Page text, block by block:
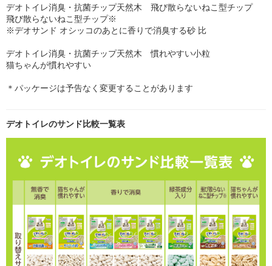
デオトイレ消臭・抗菌チップ天然木 飛び散らないねこ型チップ
飛び散らないねこ型チップ※
※デオサンド オシッコのあとに香りで消臭する砂 比
デオトイレ消臭・抗菌チップ天然木 慣れやすい小粒
猫ちゃんが慣れやすい
＊パッケージは予告なく変更することがあります
デオトイレのサンド比較一覧表